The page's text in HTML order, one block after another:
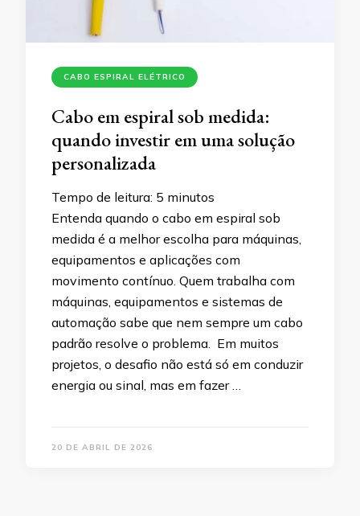
CABO ESPIRAL ELÉTRICO
Cabo em espiral sob medida:
quando investir em uma solução
personalizada
Tempo de leitura: 5 minutos
Entenda quando o cabo em espiral sob
medida é a melhor escolha para máquinas,
equipamentos e aplicações com
movimento contínuo. Quem trabalha com
máquinas, equipamentos e sistemas de
automação sabe que nem sempre um cabo
padrão resolve o problema. Em muitos
projetos, o desafio não está só em conduzir
energia ou sinal, mas em fazer …
20 DE ABRIL DE 2026